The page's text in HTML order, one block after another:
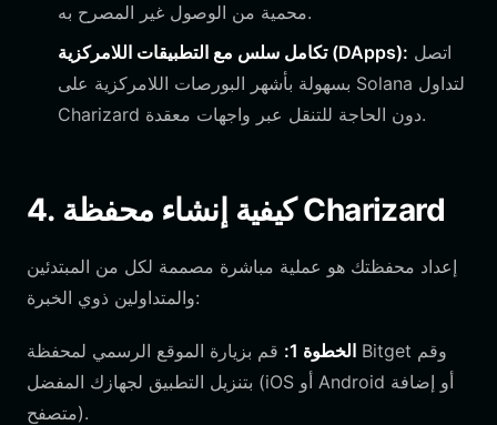
محمية من الوصول غير المصرح به.
تكامل سلس مع التطبيقات اللامركزية (DApps):
بسهولة بأشهر البورصات اللامركزية على Solana لتداول
Charizard دون الحاجة للتنقل عبر واجهات معقدة.
4. كيفية إنشاء محفظة Charizard
إعداد محفظتك هو عملية مباشرة مصممة لكل من المبتدئين
والمتداولين ذوي الخبرة:
الخطوة 1:
قم بزيارة الموقع الرسمي لمحفظة Bitget وقم
بتنزيل التطبيق لجهازك المفضل (iOS أو Android أو إضافة
متصفح).